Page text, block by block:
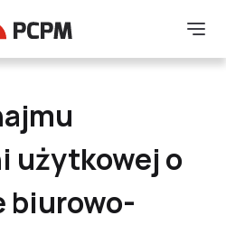
Logo
użytkowej o
biurowo-